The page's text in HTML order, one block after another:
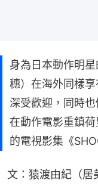
身為日本動作明
穗）在海外同樣
深受歡迎，同時
在動作電影重鎮
的電視影集《
文：猿渡由紀（居